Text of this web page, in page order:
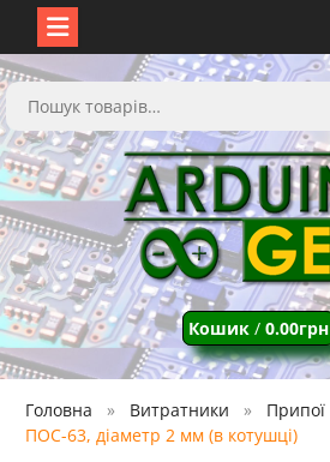
Перейти
до
вмісту
Шукати:
Кошик/ 0.00грн
Головна Витратники Припої
ПОС-63, діаметр 2 мм (в котушці)